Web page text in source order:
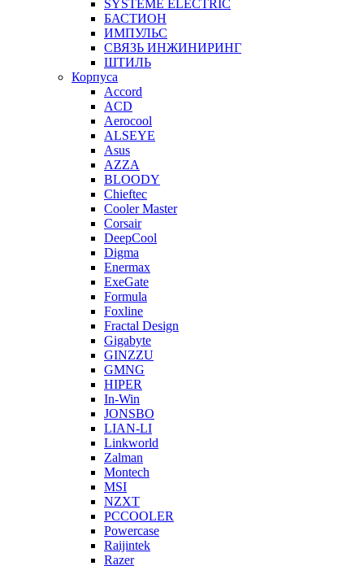
SYSTEME ELECTRIC
БАСТИОН
ИМПУЛЬС
СВЯЗЬ ИНЖИНИРИНГ
ШТИЛЬ
Корпуса
Accord
ACD
Aerocool
ALSEYE
Asus
AZZA
BLOODY
Chieftec
Cooler Master
Corsair
DeepCool
Digma
Enermax
ExeGate
Formula
Foxline
Fractal Design
Gigabyte
GINZZU
GMNG
HIPER
In-Win
JONSBO
LIAN-LI
Linkworld
Zalman
Montech
MSI
NZXT
PCCOOLER
Powercase
Raijintek
Razer